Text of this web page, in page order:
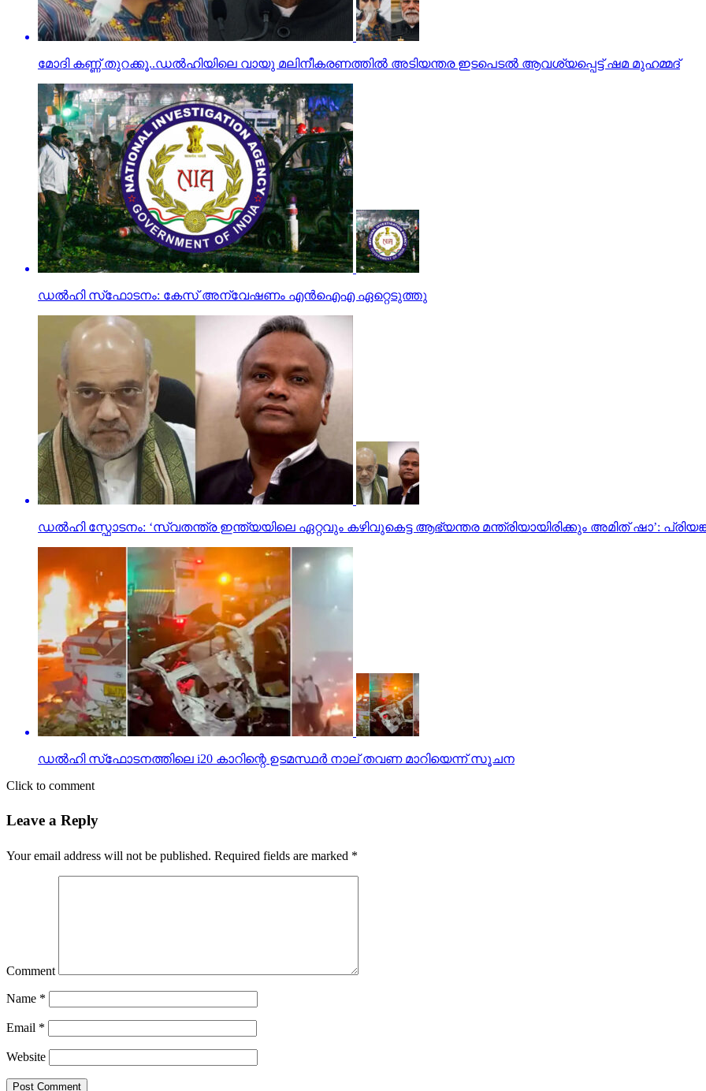
മോദി കണ്ണ് തുറക്കൂ..ഡല്‍ഹിയിലെ വായു മലിനീകരണത്തില്‍ അടിയന്തര ഇടപെടല്‍ ആവശ്യപ്പെട്ട് ഷമ മുഹമ്മദ്
ഡല്‍ഹി സ്‌ഫോടനം: കേസ് അന്വേഷണം എന്‍ഐഎ ഏറ്റെടുത്തു
ഡല്‍ഹി സ്ഫോടനം: ‘സ്വതന്ത്ര ഇന്ത്യയിലെ ഏറ്റവും കഴിവുകെട്ട ആഭ്യന്തര മന്ത്രിയായിരിക്കും അമിത് ഷാ’:
ഡല്‍ഹി സ്‌ഫോടനത്തിലെ i20 കാറിന്റെ ഉടമസ്ഥര്‍ നാല് തവണ മാറിയെന്ന് സൂചന
Click to comment
Leave a Reply
Your email address will not be published. Required fields are marked *
Comment
Name *
Email *
Website